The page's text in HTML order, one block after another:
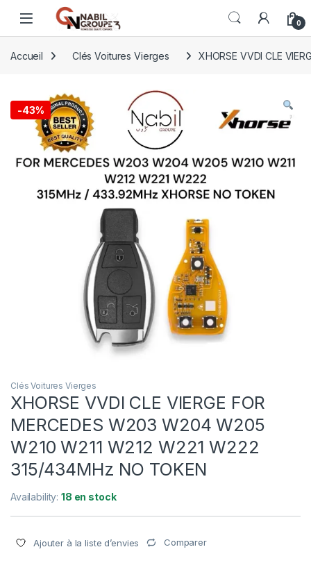
Open 0
Accueil Clés Voitures Vierges XHORSE VVDI CLE
-43%
Clés Voitures Vierges
XHORSE VVDI CLE VIERGE FOR
MERCEDES W203 W204 W205
W210 W211 W212 W221 W222
315/434MHz NO TOKEN
Availability:18 en stock
Ajouter à la liste d’envies Comparer